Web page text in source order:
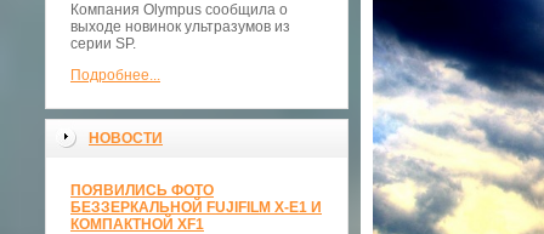
Компания Olympus сообщила о
выходе новинок ультразумов из
серии SP.
Подробнее...
НОВОСТИ
ПОЯВИЛИСЬ ФОТО
БЕЗЗЕРКАЛЬНОЙ FUJIFILM X-E1 И
КОМПАКТНОЙ XF1